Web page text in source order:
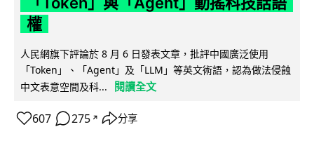
權
人民網旗下評論於 8 月 6 日發表文章，批評中國廣泛使用
「Token」、「Agent」及「LLM」等英文術語，認為做法侵蝕
中文表意空間及科...
閱讀全文
607 275 ↗ 分享